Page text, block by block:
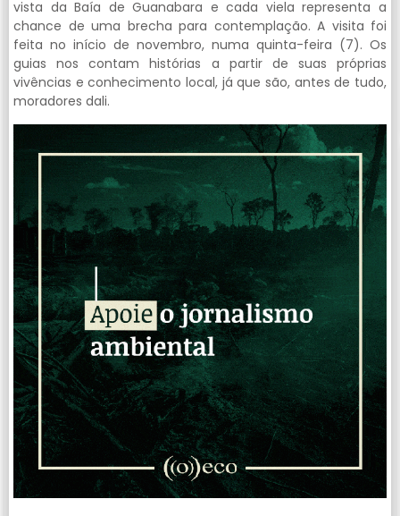
vista da Baía de Guanabara e cada viela representa a
chance de uma brecha para contemplação. A visita foi
feita no início de novembro, numa quinta-feira (7). Os
guias nos contam histórias a partir de suas próprias
vivências e conhecimento local, já que são, antes de tudo,
moradores dali.